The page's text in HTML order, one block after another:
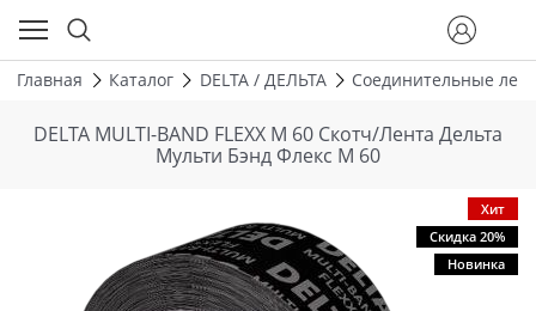
Главная Каталог DELTA / ДЕЛЬТА Соединительные
DELTA MULTI-BAND FLEXX М 60 Скотч/Лента Дельта
Мульти Бэнд Флекс М 60
Хит
Скидка 20%
Новинка